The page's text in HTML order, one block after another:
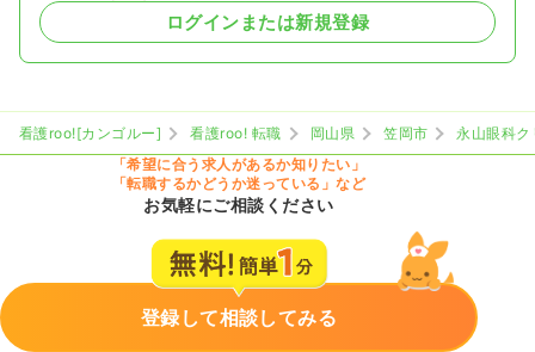
ログインまたは新規登録
看護roo![カンゴルー] 看護roo! 転職 岡山県 笠岡市
永山眼科
「希望に合う求人があるか知りたい」
「転職するかどうか迷っている」など
お気軽にご相談ください
登録して相談してみる